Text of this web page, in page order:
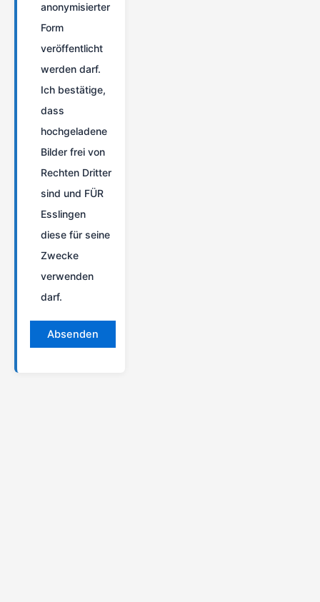
anonymisierter
Form
veröffentlicht
werden darf.
Ich bestätige,
dass
hochgeladene
Bilder frei von
Rechten Dritter
sind und FÜR
Esslingen
diese für seine
Zwecke
verwenden
darf.